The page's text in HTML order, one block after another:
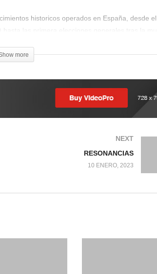
historicos operados en España, desde el
las primera elecciones generales tras la
more
NEXT
RESONANCIAS
10 ENERO, 2023